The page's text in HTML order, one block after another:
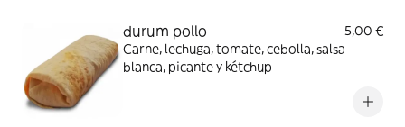
durum pollo
5,00 €
Carne, lechuga, tomate, cebolla, salsa
blanca, picante y kétchup